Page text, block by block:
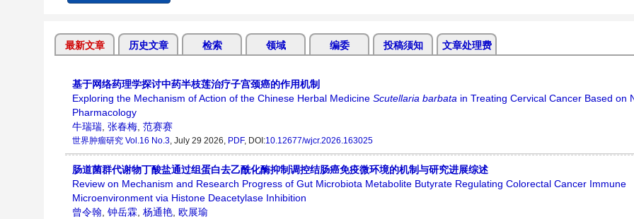
最新文章 历史文章 检索 领域 编委 投稿须知 文章处理费
基于网络药理学探讨中药半枝莲治疗子宫颈癌的作用机制
Exploring the Mechanism of Action of the Chinese Herbal Medicine Scutellaria barbata in Treating Cervical Cancer Based on
Pharmacology
牛瑞瑞, 张春梅, 范赛赛
世界肿瘤研究 Vol.16 No.3, July 29 2026, PDF, DOI:10.12677/wjcr.2026.163025
肠道菌群代谢物丁酸盐通过组蛋白去乙酰化酶抑制调控结肠癌免疫微环境的机制与研究进展综述
Review on Mechanism and Research Progress of Gut Microbiota Metabolite Butyrate Regulating Colorectal Cancer Immune
Microenvironment via Histone Deacetylase Inhibition
曾令翰, 钟岳霖, 杨通艳, 欧展瑜